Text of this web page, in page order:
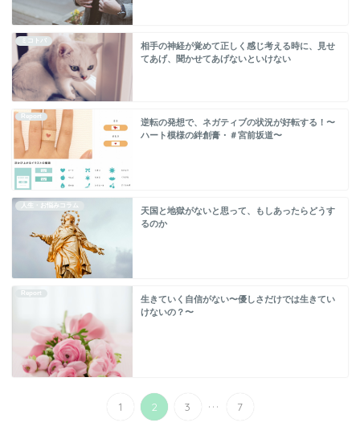
ミコトバ
相手の神経が覚めて正しく感じ考える時に、見せ
てあげ、聞かせてあげないといけない
Report
逆転の発想で、ネガティブの状況が好転する！〜
ハート模様の絆創膏・＃宮前坂道〜
人生・お悩みコラム
天国と地獄がないと思って、もしあったらどうす
るのか
Report
生きていく自信がない〜優しさだけでは生きてい
けないの？〜
1 2 3 ... 7